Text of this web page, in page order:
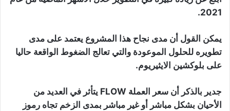
2021.
يمكن القول أن مدى نجاح هذا المشروع يعتمد على مدى
تطويره للحلول الموعودة والتي تعالج الضغوط الواقعة حاليا
على بلوكشين الايثيريوم.
جدير بالذكر أن سعر العملة FLOW يتأثر في العديد من
الأحيان بشكل مباشر أو غير مباشر بمدى الزخم تجاه رموز